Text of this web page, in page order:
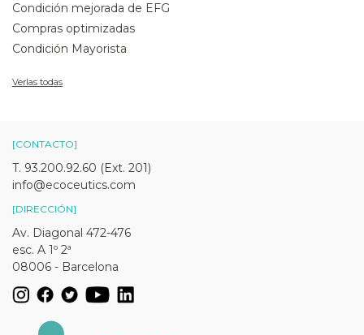
Condición mejorada de EFG
Compras optimizadas
Condición Mayorista
Verlas todas
[CONTACTO]
T. 93.200.92.60 (Ext. 201)
info@ecoceutics.com
[DIRECCIÓN]
Av. Diagonal 472-476
esc. A 1º 2ª
08006 - Barcelona